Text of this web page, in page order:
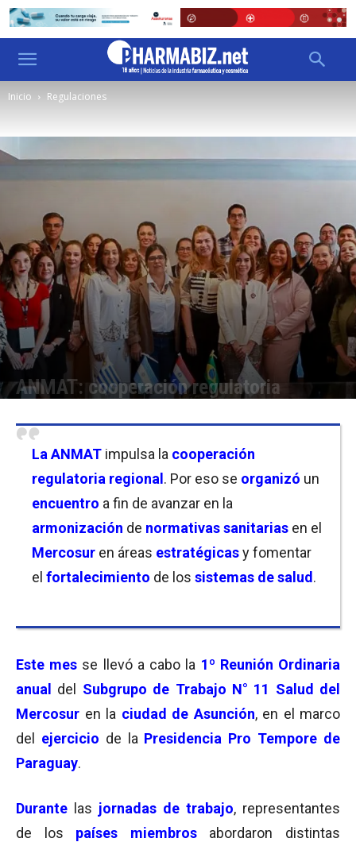
Inicio Regulaciones
ANMAT: cooperación regulatoria
La ANMAT impulsa la cooperación
regulatoria regional . Por eso se organizó un
encuentro a fin de avanzar en la
armonización de normativas sanitarias en el
Mercosur en áreas estratégicasy fomentar
el fortalecimiento de los sistemas de salud .
Este mes se llevó a cabo la 1º Reunión Ordinaria
anual del Subgrupo de Trabajo N° 11 Salud del
Mercosur en la ciudad de Asunción, en el marco
del ejercicio de la Presidencia Pro Tempore de
Paraguay.
Durante las jornadas de trabajo, representantes
de los países miembros
abordaron distintas